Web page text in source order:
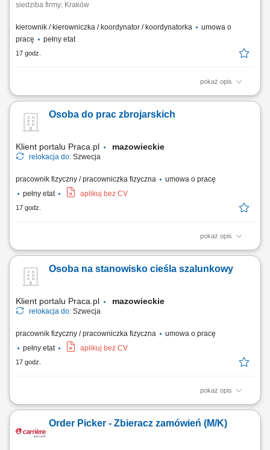
siedziba firmy: Kraków
kierownik / kierowniczka / koordynator / koordynatorka
umowa o
pracę
pełny etat
17 godz.
pokaż opis
Miejsce pracy stacjonarnej: Kraków lub Myślenice oraz budowy na
stanowiska prowadzenie inwestycji związanych z budową linii
kablowych wysokiego napięcia oraz magazynów energii;
Osoba do prac zbrojarskich
Klient portalu Praca.pl mazowieckie
relokacja do: Szwecja
pracownik fizyczny / pracowniczka fizyczna
umowa o pracę
pełny etat
aplikuj bez CV
17 godz.
pokaż opis
Wykonywanie konstrukcji stalowych, zbrojenia, szkieletów i siatek
Osoba na stanowisko cieśla szalunkowy
Klient portalu Praca.pl mazowieckie
relokacja do: Szwecja
pracownik fizyczny / pracowniczka fizyczna
umowa o pracę
pełny etat
aplikuj bez CV
17 godz.
pokaż opis
Wykonywanie prac z użyciem szalunków systemowych (np. PERI,
kosmetyka i zacieranie powierzchni betonowych. Udział w prestiżowych
projektach budowlanych (np. ekologiczna huta stali, oczyszczalnia
Order Picker - Zbieracz zamówień (M/K)